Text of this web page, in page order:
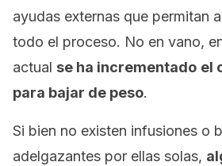
ayudas externas que permitan
todo el proceso. No en vano,
actual se ha incrementado el
para bajar de peso.
Si bien no existen infusiones o
adelgazantes por ellas solas,